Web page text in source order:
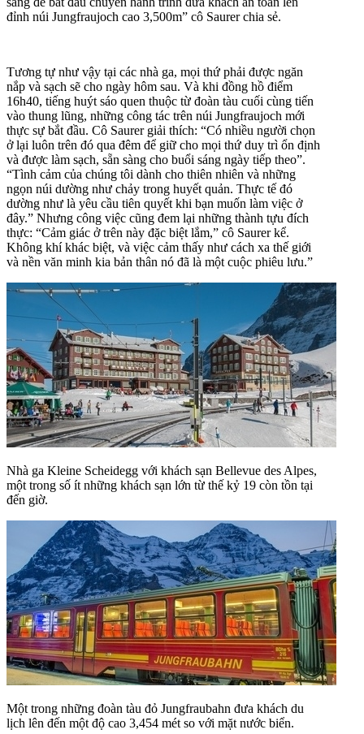
đỉnh núi Jungfraujoch cao 3,500m” cô Saurer chia sẻ.
Tương tự như vậy tại các nhà ga, mọi thứ phải được ngăn
nắp và sạch sẽ cho ngày hôm sau. Và khi đồng hồ điểm
16h40, tiếng huýt sáo quen thuộc từ đoàn tàu cuối cùng tiến
vào thung lũng, những công tác trên núi Jungfraujoch mới
thực sự bắt đầu. Cô Saurer giải thích: “Có nhiều người chọn
ở lại luôn trên đó qua đêm để giữ cho mọi thứ duy trì ổn định
và được làm sạch, sẵn sàng cho buổi sáng ngày tiếp theo”.
“Tình cảm của chúng tôi dành cho thiên nhiên và những
ngọn núi dường như chảy trong huyết quản. Thực tế đó
dường như là yêu cầu tiên quyết khi bạn muốn làm việc ở
đây.” Nhưng công việc cũng đem lại những thành tựu đích
thực: “Cảm giác ở trên này đặc biệt lắm,” cô Saurer kể.
Không khí khác biệt, và việc cảm thấy như cách xa thế giới
và nền văn minh kia bản thân nó đã là một cuộc phiêu lưu.”
Nhà ga Kleine Scheidegg với khách sạn Bellevue des Alpes,
một trong số ít những khách sạn lớn từ thế kỷ 19 còn tồn tại
đến giờ.
Một trong những đoàn tàu đỏ Jungfraubahn đưa khách du
lịch lên đến một độ cao 3,454 mét so với mặt nước biển.